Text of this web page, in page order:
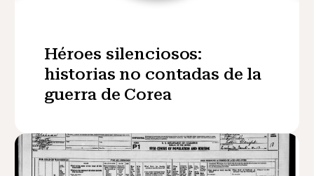
Héroes silenciosos:
historias no contadas de la
guerra de Corea